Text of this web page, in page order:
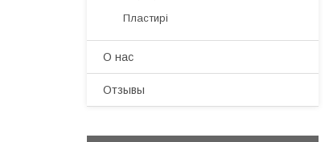
Пластирі
О нас
Отзывы